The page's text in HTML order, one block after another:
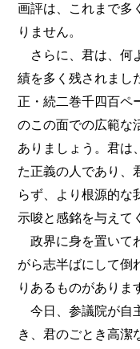
画評は、これまで多
りません。
さらに、君は、何
績を多く残されまし
正・続二巻千四百ペ
のこの面での広範な
ありましょう。君は
た正義の人であり、
らず、より根源的な
示唆と感銘を与えて
政界に身を置いて
がら志半ばにして倒
りあるものがありま
今日、参議院が自
き、君のごとき高潔